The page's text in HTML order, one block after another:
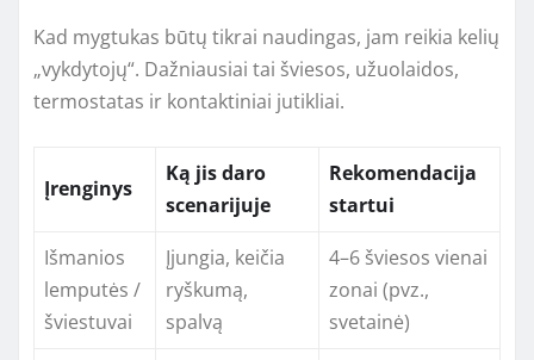
Kad mygtukas būtų tikrai naudingas, jam reikia kelių
„vykdytojų“. Dažniausiai tai šviesos, užuolaidos,
termostatas ir kontaktiniai jutikliai.
Įrenginys
Ką jis daro
scenarijuje
Rekomendacija
startui
Išmanios
lemputės /
šviestuvai
Įjungia, keičia
ryškumą,
spalvą
4–6 šviesos vienai
zonai (pvz.,
svetainė)